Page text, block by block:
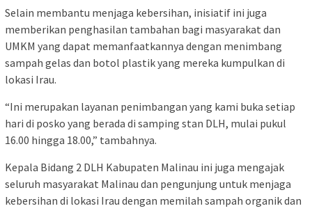
Selain membantu menjaga kebersihan, inisiatif ini juga
memberikan penghasilan tambahan bagi masyarakat dan
UMKM yang dapat memanfaatkannya dengan menimbang
sampah gelas dan botol plastik yang mereka kumpulkan di
lokasi Irau.
“Ini merupakan layanan penimbangan yang kami buka setiap
hari di posko yang berada di samping stan DLH, mulai pukul
16.00 hingga 18.00,” tambahnya.
Kepala Bidang 2 DLH Kabupaten Malinau ini juga mengajak
seluruh masyarakat Malinau dan pengunjung untuk menjaga
kebersihan di lokasi Irau dengan memilah sampah organik dan